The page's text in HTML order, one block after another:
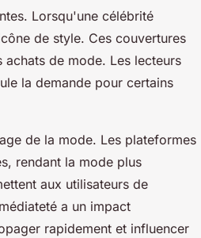
Lorsqu'une célébrité
de style. Ces couvertures
de mode. Les lecteurs
la demande pour certains
de la mode. Les plateformes
rendant la mode plus
aux utilisateurs de
a un impact
rapidement et influencer